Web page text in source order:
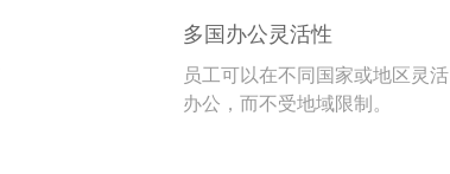
多国办公灵活性
员工可以在不同国家或地区灵活
办公，而不受地域限制。